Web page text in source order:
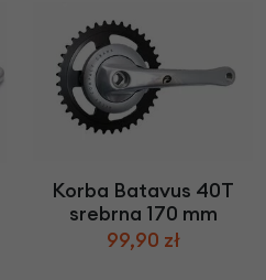
Korba Batavus 40T
srebrna 170 mm
99,90 zł